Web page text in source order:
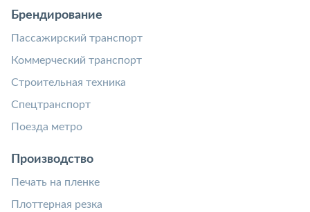
Брендирование
Пассажирский транспорт
Коммерческий транспорт
Строительная техника
Спецтранспорт
Поезда метро
Производство
Печать на пленке
Плоттерная резка